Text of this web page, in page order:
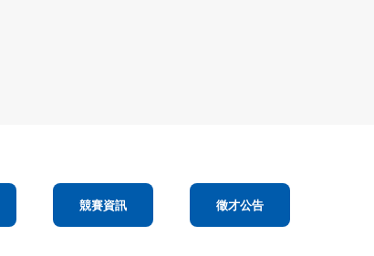
競賽資訊 徵才公告